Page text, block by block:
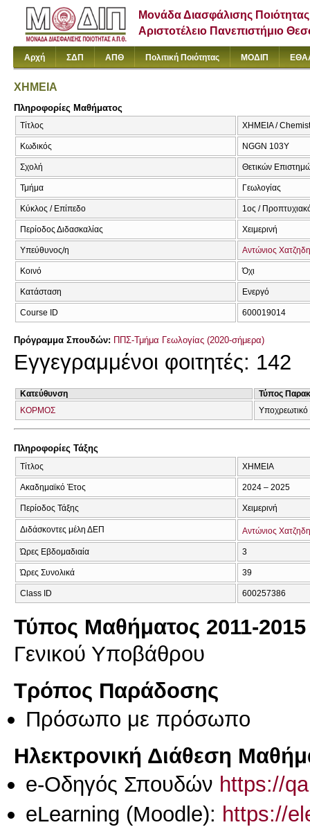
Μονάδα Διασφάλισης Ποιότητας
Αριστοτέλειο Πανεπιστήμιο
Αρχή ΣΔΠ ΑΠΘ Πολιτική Ποιότητας ΜΟΔΙΠ
ΧΗΜΕΙΑ
Πληροφορίες Μαθήματος
Τίτλος ΧΗΜΕΙΑ /
Κωδικός NGGN 103Y
Σχολή Θετικών
Τμήμα Γεωλογίας
Κύκλος / Επίπεδο 1ος /
Περίοδος Διδασκαλίας Χειμερινή
Υπεύθυνος/η Αντώνιος
Κοινό Όχι
Κατάσταση Ενεργό
Course ID 600019014
Πρόγραμμα Σπουδών: ΠΠΣ-Τμήμα Γεωλογίας (2020-σήμερα)
Εγγεγραμμένοι φοιτητές: 142
Κατεύθυνση
Τύπος
ΚΟΡΜΟΣ
Υποχρεωτικό
Πληροφορίες Τάξης
Τίτλος ΧΗΜΕΙΑ
Ακαδημαϊκό Έτος 2024 – 2025
Περίοδος Τάξης Χειμερινή
Διδάσκοντες μέλη ΔΕΠ Αντώνιος
Ώρες Εβδομαδιαία 3
Ώρες Συνολικά 39
Class ID 600257386
Τύπος Μαθήματος 2011-2015
Γενικού Υποβάθρου
Τρόπος Παράδοσης
Πρόσωπο με πρόσωπο
Ηλεκτρονική Διάθεση
e-Οδηγός Σπουδών https://
eLearning (Moodle): https://